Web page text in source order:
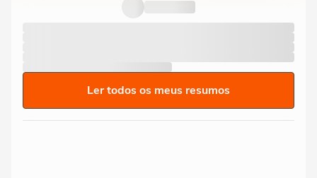
Ler todos os meus resumos